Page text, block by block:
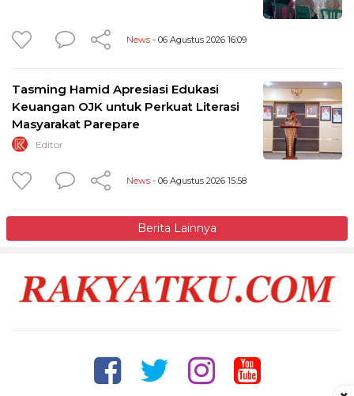
News - 06 Agustus 2026 16:09
Tasming Hamid Apresiasi Edukasi
Keuangan OJK untuk Perkuat Literasi
Masyarakat Parepare
Editor
News - 06 Agustus 2026 15:58
Berita Lainnya